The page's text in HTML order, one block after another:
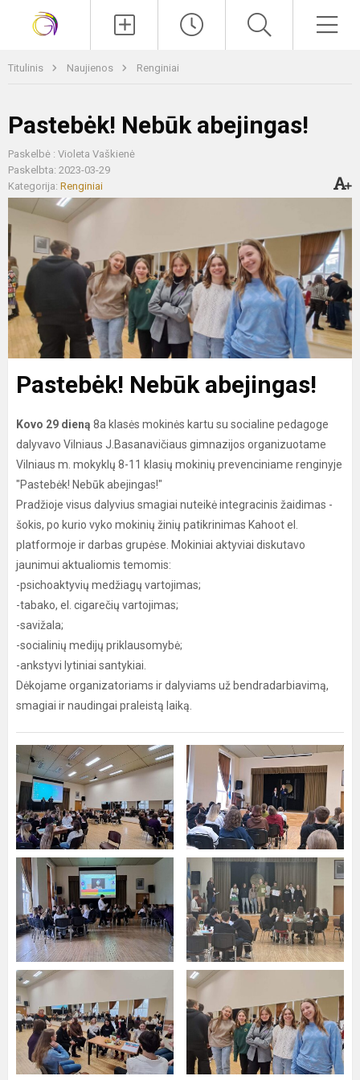
Titulinis Naujienos Renginiai
Pastebėk! Nebūk abejingas!
Paskelbė : Violeta Vaškienė
Paskelbta: 2023-03-29
Kategorija: Renginiai
Pastebėk! Nebūk abejingas!
Kovo 29 dieną 8a klasės mokinės kartu su socialine pedagoge
dalyvavo Vilniaus J.Basanavičiaus gimnazijos organizuotame
Vilniaus m. mokyklų 8-11 klasių mokinių prevenciniame renginyje
"Pastebėk! Nebūk abejingas!"
Pradžioje visus dalyvius smagiai nuteikė integracinis žaidimas -
šokis, po kurio vyko mokinių žinių patikrinimas Kahoot el.
platformoje ir darbas grupėse. Mokiniai aktyviai diskutavo
jaunimui aktualiomis temomis:
-psichoaktyvių medžiagų vartojimas;
-tabako, el. cigarečių vartojimas;
-savižala;
-socialinių medijų priklausomybė;
-ankstyvi lytiniai santykiai.
Dėkojame organizatoriams ir dalyviams už bendradarbiavimą,
smagiai ir naudingai praleistą laiką.